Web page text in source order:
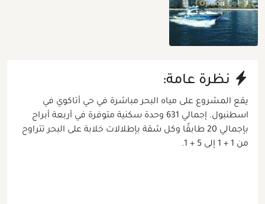
نظرة عامة:
يقع المشروع على مياه البحر مباشرة في حي أتاكوي في
اسطنبول. إجمالي 631 وحدة سكنية متوفرة في أربعة أبراج
بإجمالي 20 طابقًا وكل شقة بإطلالات خلابة على البحر تتراوح
من 1 + 1 إلى 5 + 1.